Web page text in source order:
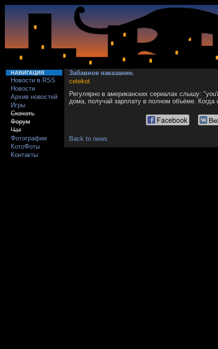
НАВИГАЦИЯ
Новости в RSS
Новости
Архив новостей
Игры
Скачать
Форум
Чат
Фотографии
КотоФоты
Контакты
Забавное наказание.
cetekot
Регулярно в американских сериалах слышу:
дома, получай зарплату в полном объёме. Когда
Facebook
Back to news